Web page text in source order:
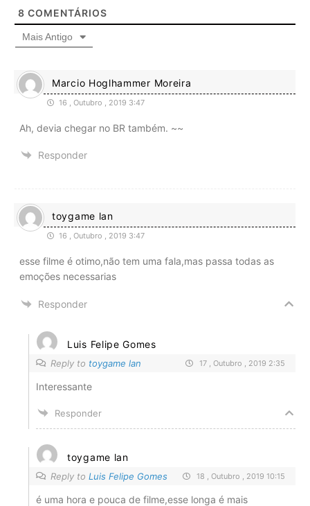
8 COMENTÁRIOS
Mais Antigo
Marcio Hoglhammer Moreira
16 , Outubro , 2019 3:47
Ah, devia chegar no BR também. ~~
Responder
toygame lan
16 , Outubro , 2019 3:47
esse filme é otimo,não tem uma fala,mas passa todas as
emoções necessarias
Responder
Luis Felipe Gomes
Reply to toygame lan 17 , Outubro , 2019 2:35
Interessante
Responder
toygame lan
Reply to Luis Felipe Gomes 18 , Outubro , 2019 10:15
é uma hora e pouca de filme,esse longa é mais